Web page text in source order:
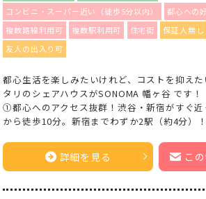
コンビニ・スーパー近い（徒歩5分以内）
都心への
複数路線利用可
複数駅利用可 住宅街 保証人無し
友人の出入り可
都心生活を楽しみたいけれど、コストを抑えた
タリのシェアハウスがSONOMA 幡ヶ谷 です！
①都心へのアクセス抜群！渋谷・新宿がすぐ近
から徒歩10分。新宿までわずか2駅（約4分）
詳細を見る こ